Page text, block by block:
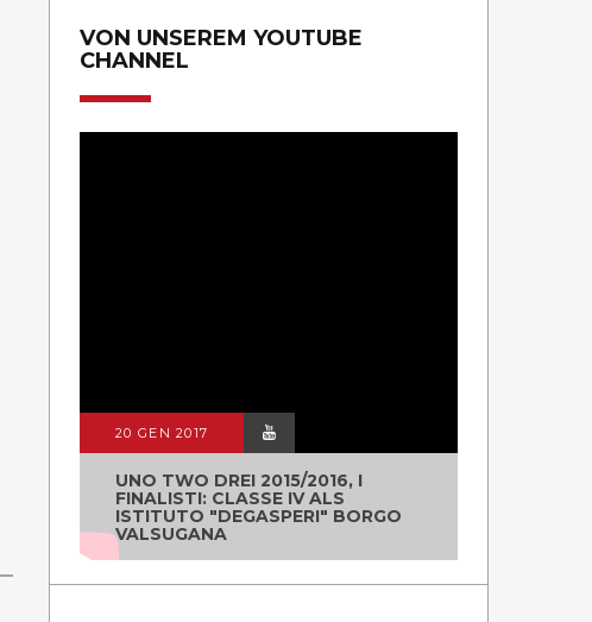
VON UNSEREM YOUTUBE
CHANNEL
20 GEN 2017
UNO TWO DREI 2015/2016, I
FINALISTI: CLASSE IV ALS
ISTITUTO "DEGASPERI" BORGO
VALSUGANA